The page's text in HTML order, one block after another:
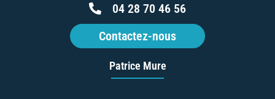
04 28 70 46 56
Contactez-nous
Patrice Mure